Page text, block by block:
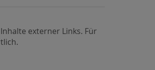
externer Links. Für